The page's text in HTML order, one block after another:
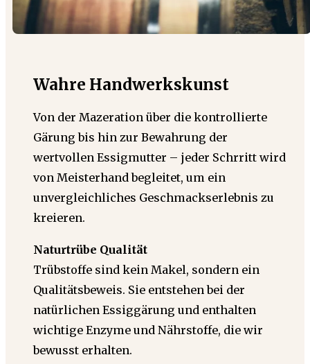
Wahre Handwerkskunst
Von der Mazeration über die kontrollierte
Gärung bis hin zur Bewahrung der
wertvollen Essigmutter – jeder Schrritt wird
von Meisterhand begleitet, um ein
unvergleichliches Geschmackserlebnis zu
kreieren.
Naturtrübe Qualität
Trübstoffe sind kein Makel, sondern ein
Qualitätsbeweis. Sie entstehen bei der
natürlichen Essiggärung und enthalten
wichtige Enzyme und Nährstoffe, die wir
bewusst erhalten.